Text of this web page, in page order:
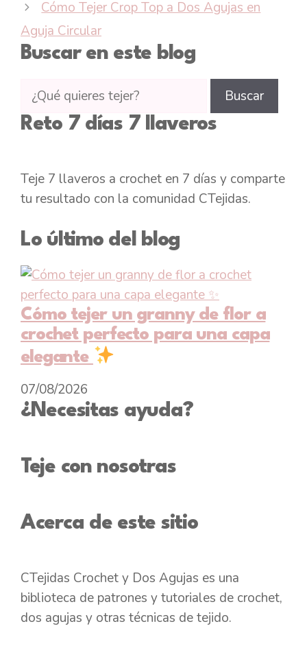
Cómo Tejer Crop Top a Dos Agujas en
Aguja Circular
Buscar en este blog
Buscar
tutoriales
en
Buscar
Reto 7 días 7 llaveros
Teje 7 llaveros a crochet en 7 días y comparte
tu resultado con la comunidad CTejidas.
Lo último del blog
Cómo tejer un granny de flor a
crochet perfecto para una capa
elegante
07/08/2026
¿Necesitas ayuda?
Teje con nosotras
Acerca de este sitio
CTejidas Crochet y Dos Agujas es una
biblioteca de patrones y tutoriales de crochet,
dos agujas y otras técnicas de tejido.